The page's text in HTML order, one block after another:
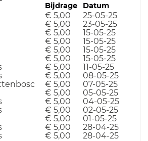
Bijdrage Datum
€ 5,00
25-05-25
€ 5,00
23-05-25
€ 5,00
15-05-25
€ 5,00
15-05-25
€ 5,00
15-05-25
€ 5,00
15-05-25
€ 5,00
11-05-25
€ 5,00
08-05-25
€ 5,00
07-05-25
€ 5,00
05-05-25
€ 5,00
04-05-25
€ 5,00
02-05-25
€ 5,00
01-05-25
€ 5,00
28-04-25
€ 5,00 28-04-25